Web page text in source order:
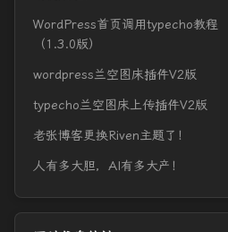
WordPress首页调用typecho教程
（1.3.0版）
wordpress兰空图床插件V2版
typecho兰空图床上传插件V2版
老张博客更换Riven主题了！
人有多大胆，AI有多大产！